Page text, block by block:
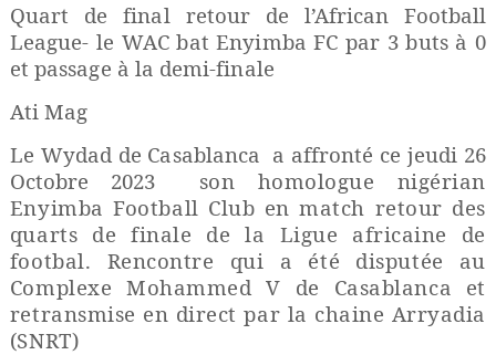
Quart de final retour de l’African Football
League- le WAC bat Enyimba FC par 3 buts à 0
et passage à la demi-finale
Ati Mag
Le Wydad de Casablanca a affronté ce jeudi 26
Octobre 2023
son homologue nigérian
Enyimba Football Club en match retour des
quarts de finale de la Ligue africaine de
footbal. Rencontre qui a été disputée au
Complexe Mohammed V de Casablanca et
retransmise en direct par la chaine Arryadia
(SNRT)